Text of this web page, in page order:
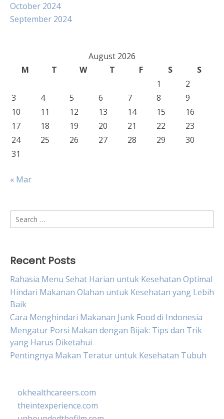
October 2024
September 2024
August 2026
M
T W T F S
S
1
2
3
4 5 6 7 8
9
10
11 12 13 14 15
16
17
18 19 20 21 22
23
24
25 26 27 28 29
30
31
« Mar
Search
for:
Recent Posts
Rahasia Menu Sehat Harian untuk Kesehatan Optimal
Hindari Makanan Olahan untuk Kesehatan yang Lebih
Baik
Cara Menghindari Makanan Junk Food di Indonesia
Mengatur Porsi Makan dengan Bijak: Tips dan Trik
yang Harus Diketahui
Pentingnya Makan Teratur untuk Kesehatan Tubuh
okhealthcareers.com
theintexperience.com